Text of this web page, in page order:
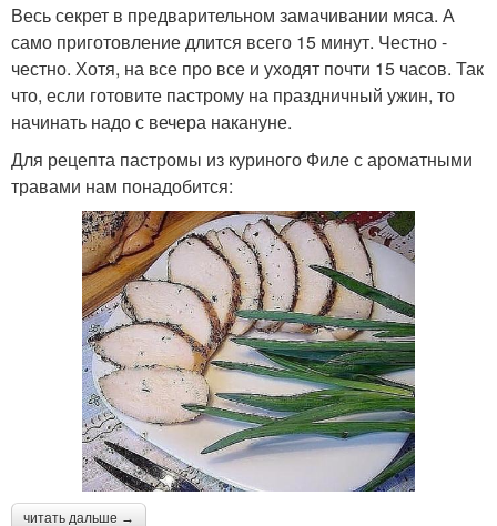
Весь секрет в предварительном замачивании мяса. А
само приготовление длится всего 15 минут. Честно -
честно. Хотя, на все про все и уходят почти 15 часов. Так
что, если готовите пастрому на праздничный ужин, то
начинать надо с вечера накануне.
Для рецепта пастромы из куриного Филе с ароматными
травами нам понадобится:
читать дальше →